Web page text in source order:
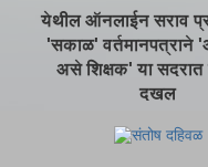
येथील ऑनलाईन सराव
'सकाळ' वर्तमानपत्राने
असे शिक्षक' या
दखल